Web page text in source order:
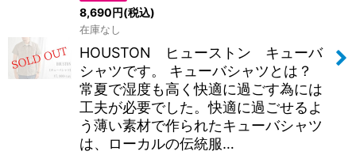
8,690円(税込)
在庫なし
HOUSTON ヒューストン キューバ
シャツです。 キューバシャツとは？
常夏で湿度も高く快適に過ごす為には
工夫が必要でした。快適に過ごせるよ
う薄い素材で作られたキューバシャツ
は、ローカルの伝統服…